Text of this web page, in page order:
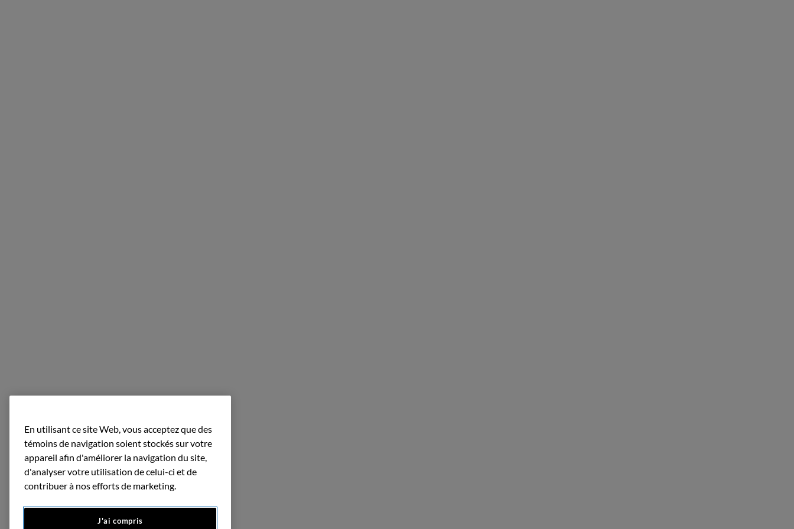
En utilisant ce site Web, vous acceptez que des
témoins de navigation soient stockés sur votre
appareil afin d'améliorer la navigation du site,
d'analyser votre utilisation de celui-ci et de
contribuer à nos efforts de marketing.
J'ai compris